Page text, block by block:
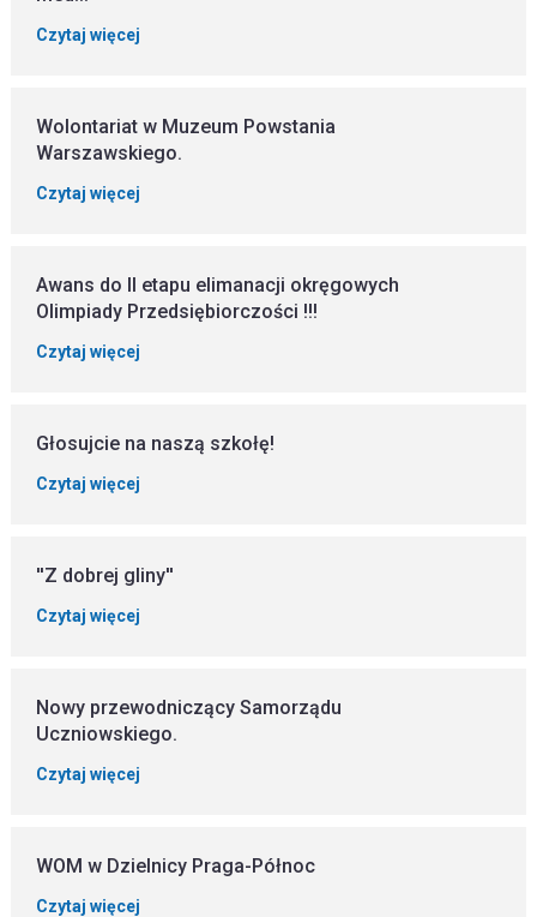
Czytaj więcej
Wolontariat w Muzeum Powstania
Warszawskiego.
Czytaj więcej
Awans do II etapu elimanacji okręgowych
Olimpiady Przedsiębiorczości !!!
Czytaj więcej
Głosujcie na naszą szkołę!
Czytaj więcej
''Z dobrej gliny''
Czytaj więcej
Nowy przewodniczący Samorządu
Uczniowskiego.
Czytaj więcej
WOM w Dzielnicy Praga-Północ
Czytaj więcej